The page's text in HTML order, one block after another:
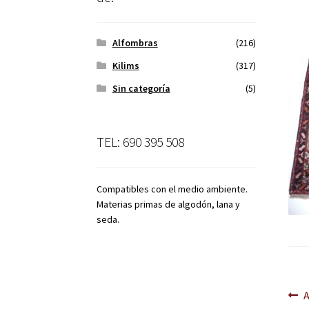
Alfombras
(216)
Kilims
(317)
Sin categoría
(5)
TEL: 690 395 508
Compatibles con el medio ambiente.
Materias primas de algodón, lana y
seda.